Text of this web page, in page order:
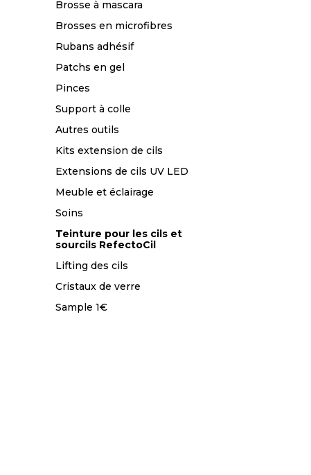
Brosse à mascara
Brosses en microfibres
Rubans adhésif
Patchs en gel
Pinces
Support à colle
Autres outils
Kits extension de cils
Extensions de cils UV LED
Meuble et éclairage
Soins
Teinture pour les cils et
sourcils RefectoCil
Lifting des cils
Cristaux de verre
Sample 1€